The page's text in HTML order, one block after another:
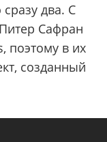
два. С
Сафран
поэтому в их
созданный